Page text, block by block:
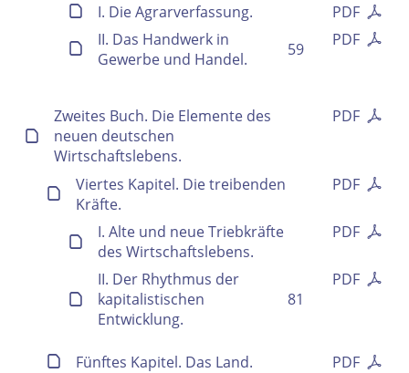
Suchbegriff
Ausgabe-Optionen
Rechtstrunkierung
PDF
I. Die Agrarverfassung.
PDF
59
II. Das Handwerk in
Gewerbe und Handel.
PDF
Zweites Buch. Die Elemente des
neuen deutschen
Wirtschaftslebens.
PDF
Viertes Kapitel. Die treibenden
Kräfte.
PDF
I. Alte und neue Triebkräfte
des Wirtschaftslebens.
PDF
81
II. Der Rhythmus der
kapitalistischen
Entwicklung.
PDF
Fünftes Kapitel. Das Land.